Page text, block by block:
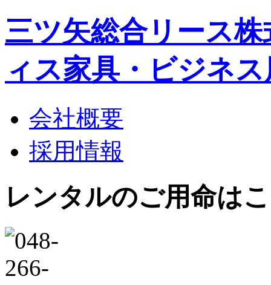
三ツ矢総合リース
ィス家具・ビジネ
会社概要
採用情報
レンタルのご用命は